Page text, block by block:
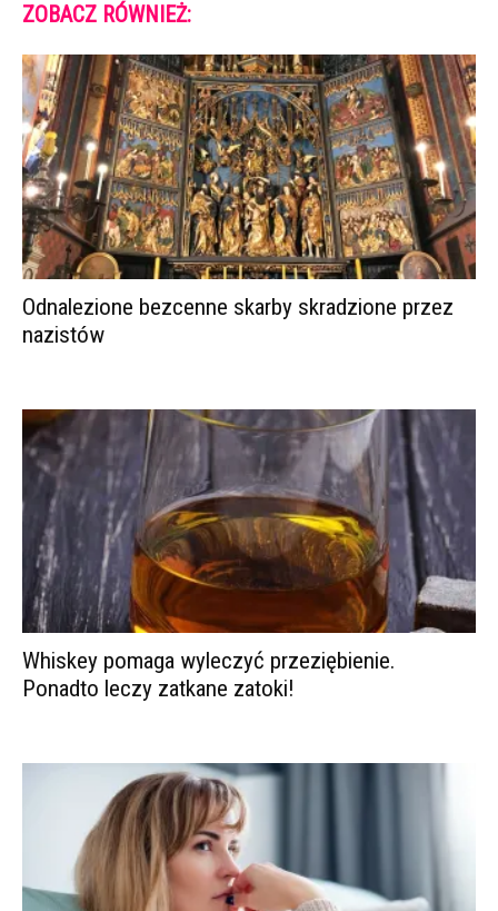
ZOBACZ RÓWNIEŻ:
Odnalezione bezcenne skarby skradzione przez
nazistów
Whiskey pomaga wyleczyć przeziębienie.
Ponadto leczy zatkane zatoki!